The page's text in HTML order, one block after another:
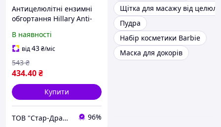
Антицелюлітні ензимні
обгортання Hillary Anti-
Cell
В наявності
від43₴/міс
434.40₴
543 ₴
Купити
ТОВ "Стар-Драйв" 96%
Щітка для масажу від
Пудра
Набір косметики Barbie
Маска для докорів